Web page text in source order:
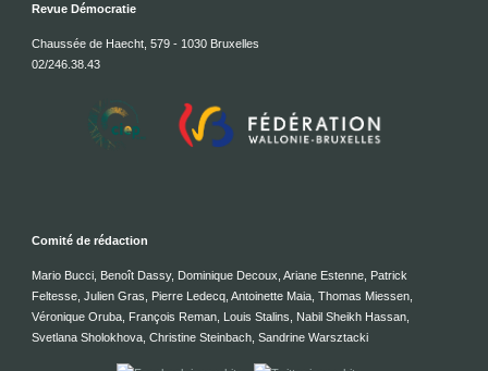
Revue Démocratie
Chaussée de Haecht, 579 - 1030 Bruxelles
02/246.38.43
Comité de rédaction
Mario Bucci, Benoît Dassy, Dominique Decoux, Ariane Estenne, Patrick
Feltesse, Julien Gras, Pierre Ledecq, Antoinette Maia, Thomas Miessen,
Véronique Oruba, François Reman, Louis Stalins, Nabil Sheikh Hassan,
Svetlana Sholokhova, Christine Steinbach, Sandrine Warsztacki